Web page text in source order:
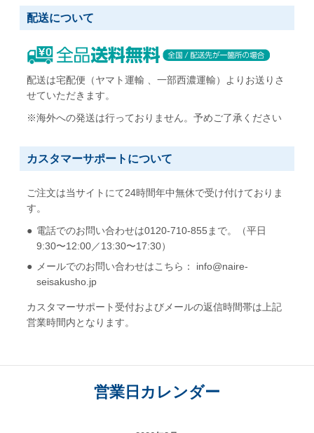
配送について
配送は宅配便（ヤマト運輸 、一部西濃運輸）よりお送りさ
せていただきます。
※海外への発送は行っておりません。予めご了承ください
カスタマーサポートについて
ご注文は当サイトにて24時間年中無休で受け付けておりま
す。
電話でのお問い合わせは0120-710-855まで。（平日
9:30〜12:00／13:30〜17:30）
メールでのお問い合わせはこちら： info@naire-
seisakusho.jp
カスタマーサポート受付およびメールの返信時間帯は上記
営業時間内となります。
営業日カレンダー